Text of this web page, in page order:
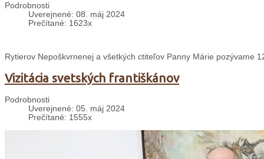
Podrobnosti
Uverejnené: 08. máj 2024
Prečítané: 1623x
Rytierov Nepoškvrnenej a všetkých ctiteľov Panny Márie pozývame
Vizitácia svetských františkánov
Podrobnosti
Uverejnené: 05. máj 2024
Prečítané: 1555x